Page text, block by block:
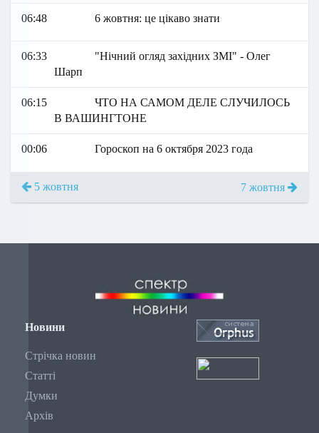
06:48 6 жовтня: це цікаво знати
06:33
"Нічний огляд західних ЗМІ" - Олег
Шарп
06:15
ЧТО НА САМОМ ДЕЛЕ СЛУЧИЛОСЬ
В ВАШИНГТОНЕ
00:06 Гороскоп на 6 октября 2023 года
5 жовтня 7 жовтня
Новини
Стрічка новин
Статті
Думки
Архів